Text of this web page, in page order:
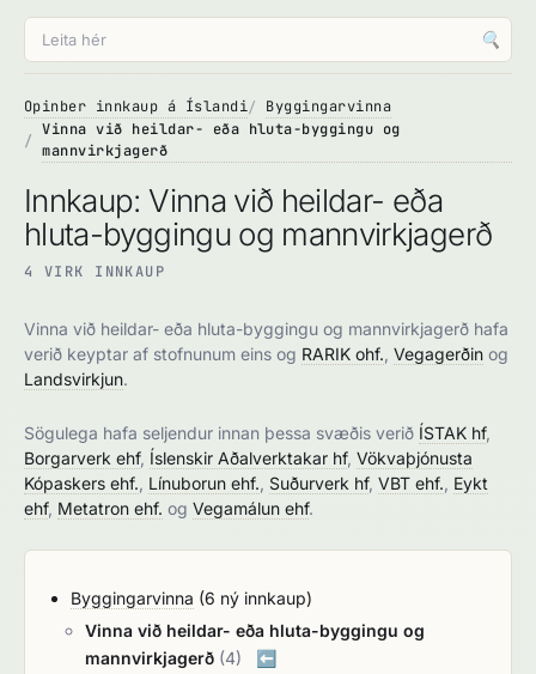
🔍
Opinber innkaup á Íslandi
Byggingarvinna
Vinna við heildar- eða hluta-byggingu og
mannvirkjagerð
Innkaup: Vinna við heildar- eða
hluta-byggingu og mannvirkjagerð
4 VIRK INNKAUP
Vinna við heildar- eða hluta-byggingu og mannvirkjagerð hafa
verið keyptar af stofnunum eins og RARIK ohf. Vegagerðin og
Landsvirkjun.
Sögulega hafa seljendur innan þessa svæðis verið ÍSTAK hf,
Borgarverk ehf, Íslenskir Aðalverktakar hf, Vökvaþjónusta
Kópaskers ehf. Línuborun ehf. Suðurverk hf, VBT ehf. Eykt
ehf, Metatron ehf. og Vegamálun ehf.
Byggingarvinna (6 ný innkaup)
Vinna við heildar- eða hluta-byggingu og
mannvirkjagerð (4) ⬅️